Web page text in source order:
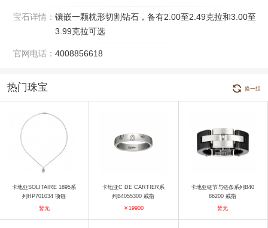
宝石详情： 镶嵌一颗枕形切割钻石，备有2.00至2.49克拉和3.00至
3.99克拉可选
官网电话： 4008856618
热门珠宝 换一组
卡地亚SOLITAIRE 1895系
列HP701034 项链
暂无
卡地亚C DE CARTIER系
列B4055300 戒指
￥19900
卡地亚链节与链条系列B40
86200 戒指
暂无